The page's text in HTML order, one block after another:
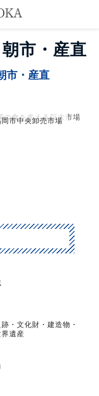
市・産直
市・産直
市中央卸売市場
の食を支える巨大市場
跡・文化財・建造物・
遺産